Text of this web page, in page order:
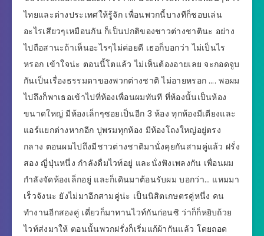
ไทยและต่างประเทศให้รู้จัก เพื่อนพวกนี้บางทีก็ชอบเล่น
อะไรเสียวๆเหมือนกัน ก็เป็นปกติของชาวต่างชาตินะ อย่าง
ไปถือสานะถ้าเห็นอะไรๆไม่ค่อยดี เธอก็บอกว่า ไม่เป็นไร
หรอก เข้าใจน่ะ ตอนนี้โตแล้ว ไม่เห็นต้องอายเลย จะกอดจูบ
กันเป็นเรื่องธรรมดาของพวกต่างชาติ ไม่อายหรอก …. พอผม
ไปถึงก็พาเธอเข้าไปที่ห้องเพื่อนผมทันที ที่ห้องนั้นเป็นห้อง
ขนาดใหญ่ มีห้องเล็กๆซอยเป็นอีก 3 ห้อง ทุกห้องมีเตียงและ
แอร์แยกต่างหากอีก ปูพรมทุกห้อง มีห้องโถงใหญ่อยู่ตรง
กลาง ตอนผมไปถึงมีชาวต่างชาติมานั่งคุยกันสามคู่แล้ว ฝรั่ง
สอง ญี่ปุ่นหนึ่ง กำลังดื่มไวท์อยู่ และนั่งฟังเพลงกัน เพื่อนผม
กำลังจัดห้องเล็กอยู่ และก็เดินมาต้อนรับผม บอกว่า… แหมมา
เร็วจังนะ ยังไม่มาอีกสามคู่น่ะ เป็นนิสิตเกษตรคู่หนึ่ง คน
ทำงานอีกสองคู่ เดี่ยวก็มาทานไวท์กันก่อนซิ ว่าก็ก็หยิบถ้วย
ไวท์ส่งมาให้ ตอนนั้นพวกฝรั่งก็เริ่มแก้ผ้ากันแล้ว โดยถอด